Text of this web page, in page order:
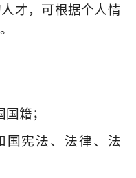
才，可根据个人情
籍；
国宪法、法律、法